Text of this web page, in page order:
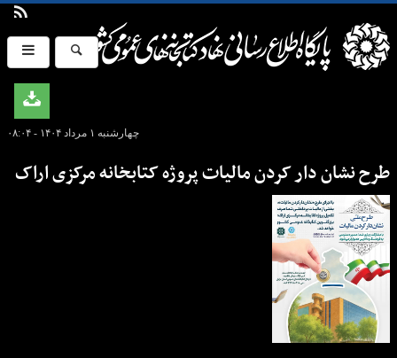
چهارشنبه ۱ مرداد ۱۴۰۴ - ۰۸:۰۴
طرح نشان دار کردن مالیات پروژه کتابخانه مرکزی اراک